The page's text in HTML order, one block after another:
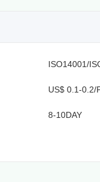
ISO14001/
US$ 0.1-0.2/
8-10DAY